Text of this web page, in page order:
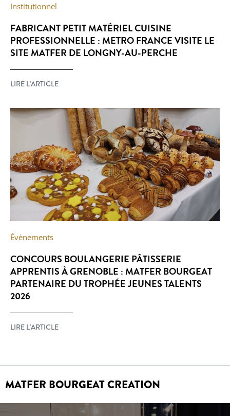
Institutionnel
FABRICANT PETIT MATÉRIEL CUISINE
PROFESSIONNELLE : METRO FRANCE VISITE LE
SITE MATFER DE LONGNY-AU-PERCHE
LIRE L'ARTICLE
Évènements
CONCOURS BOULANGERIE PÂTISSERIE
APPRENTIS À GRENOBLE : MATFER BOURGEAT
PARTENAIRE DU TROPHÉE JEUNES TALENTS
2026
LIRE L'ARTICLE
MATFER BOURGEAT CREATION